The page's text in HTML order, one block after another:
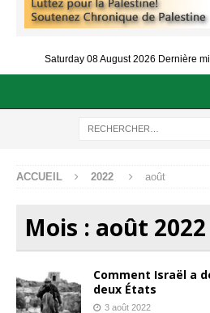
Saturday 08 August 2026 Dernière
ACCUEIL 2022 août
Mois : août 2022
Comment Israël a
deux États
3 août 2022